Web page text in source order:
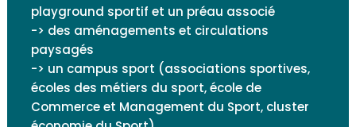
playground sportif et un préau associé
-> des aménagements et circulations
paysagés
-> un campus sport (associations sportives,
écoles des métiers du sport, école de
Commerce et Management du Sport, cluster